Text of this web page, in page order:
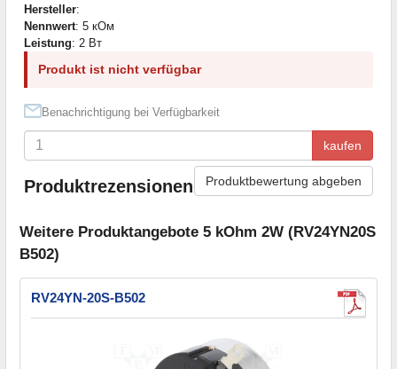
Hersteller:
Nennwert: 5 кОм
Leistung: 2 Вт
Produkt ist nicht verfügbar
Benachrichtigung bei Verfügbarkeit
kaufen
Produktrezensionen Produktbewertung abgeben
Weitere Produktangebote 5 kOhm 2W (RV24YN20S
B502)
RV24YN-20S-B502